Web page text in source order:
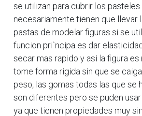
se utilizan para cubrir los pasteles
necesariamente tienen que llevar
pastas de modelar figuras si se
funcion pri`ncipa es dar
secar mas rapido y asi la figura
tome forma rigida sin que se
peso, las gomas todas las que se
son diferentes pero se puden
ya que tienen propiedades muy